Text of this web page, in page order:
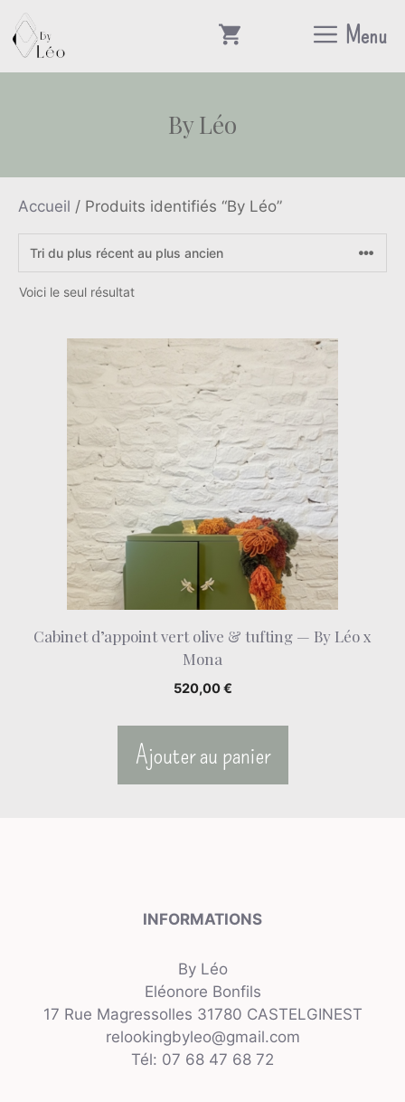
Aller
au
contenu
Menu
By Léo
Accueil / Produits identifiés “By Léo”
Voici le seul résultat
Cabinet d’appoint vert olive & tufting — By Léo x
Mona
520,00€
Ajouter au panier
INFORMATIONS
By Léo
Eléonore Bonfils
17 Rue Magressolles 31780 CASTELGINEST
relookingbyleo@gmail.com
Tél: 07 68 47 68 72